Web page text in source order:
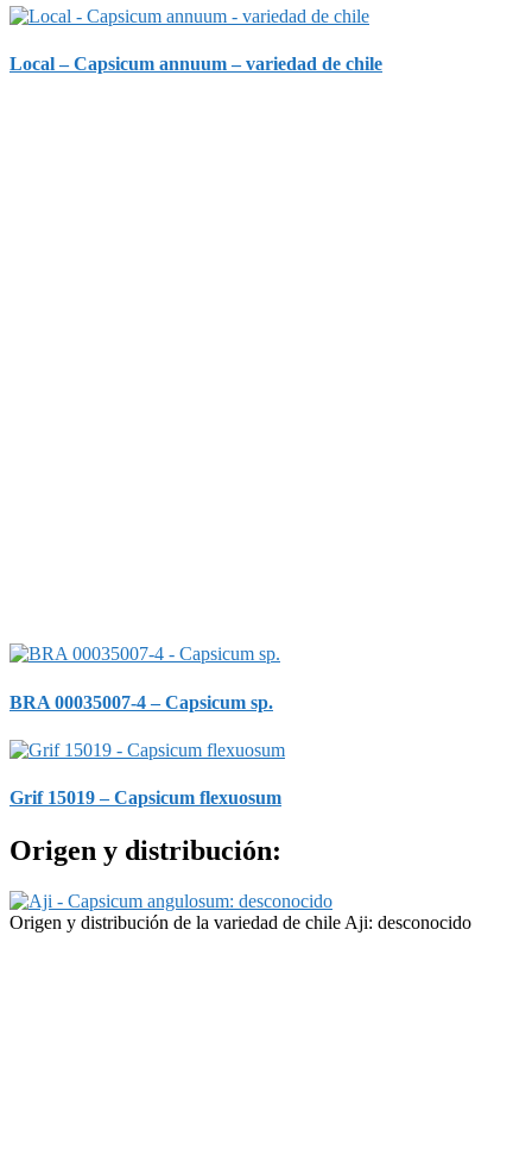
Local – Capsicum annuum – variedad de chile
BRA 00035007-4 – Capsicum sp.
Grif 15019 – Capsicum flexuosum
Origen y distribución:
Origen y distribución de la variedad de chile Aji: desconocido